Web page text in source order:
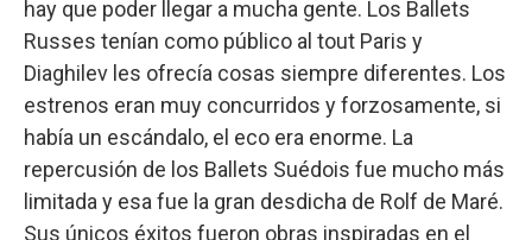
hay que poder llegar a mucha gente. Los Ballets
Russes tenían como público al tout Paris y
Diaghilev les ofrecía cosas siempre diferentes. Los
estrenos eran muy concurridos y forzosamente, si
había un escándalo, el eco era enorme. La
repercusión de los Ballets Suédois fue mucho más
limitada y esa fue la gran desdicha de Rolf de Maré.
Sus únicos éxitos fueron obras inspiradas en el